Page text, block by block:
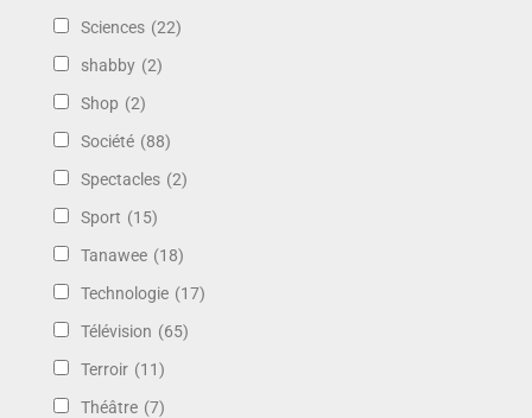
Sciences (22)
shabby (2)
Shop (2)
Société (88)
Spectacles (2)
Sport (15)
Tanawee (18)
Technologie (17)
Télévision (65)
Terroir (11)
Théâtre (7)